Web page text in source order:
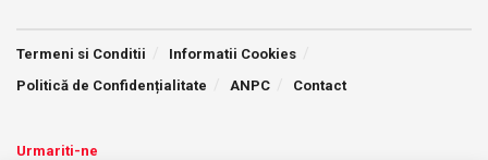
Termeni si Conditii
Informatii Cookies
Politică de Confidențialitate
ANPC Contact
Urmariti-ne